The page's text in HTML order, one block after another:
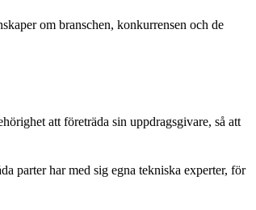
om branschen, konkurrensen och de
att företräda sin uppdragsgivare, så att
parter har med sig egna tekniska experter, för